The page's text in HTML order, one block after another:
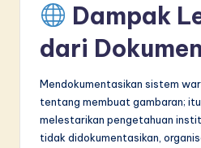
Dampak
dari
Mendokumentasikan sistem
tentang membuat gambaran;
melestarikan pengetahuan
tidak didokumentasikan,